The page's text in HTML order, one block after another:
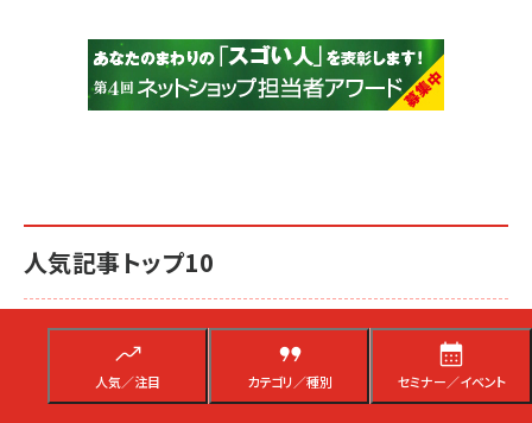
人気／注目 カテゴリ／種別 セミナー／イベント
人気記事トップ10
昨日 1週間 1か月
【7/29最新】令和8年熊本地震の影響、ヤマト運輸・佐川急便・